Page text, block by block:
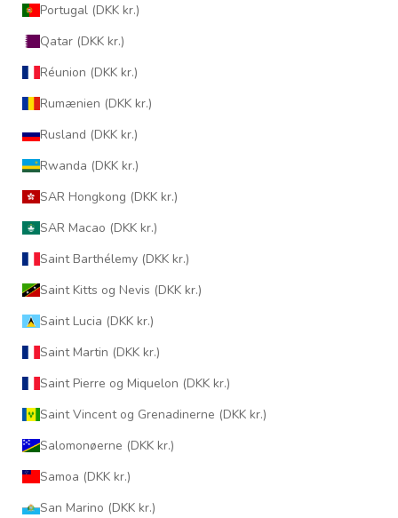
Portugal (DKK kr.)
Qatar (DKK kr.)
Réunion (DKK kr.)
Rumænien (DKK kr.)
Rusland (DKK kr.)
Rwanda (DKK kr.)
SAR Hongkong (DKK kr.)
SAR Macao (DKK kr.)
Saint Barthélemy (DKK kr.)
Saint Kitts og Nevis (DKK kr.)
Saint Lucia (DKK kr.)
Saint Martin (DKK kr.)
Saint Pierre og Miquelon (DKK kr.)
Saint Vincent og Grenadinerne (DKK kr.)
Salomonøerne (DKK kr.)
Samoa (DKK kr.)
San Marino (DKK kr.)